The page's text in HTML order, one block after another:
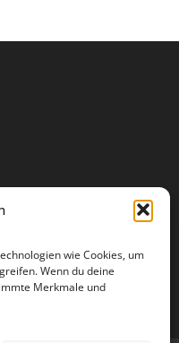
wie Cookies, um
Wenn du deine
Merkmale und